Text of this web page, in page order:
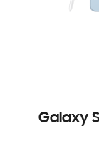
Galaxy